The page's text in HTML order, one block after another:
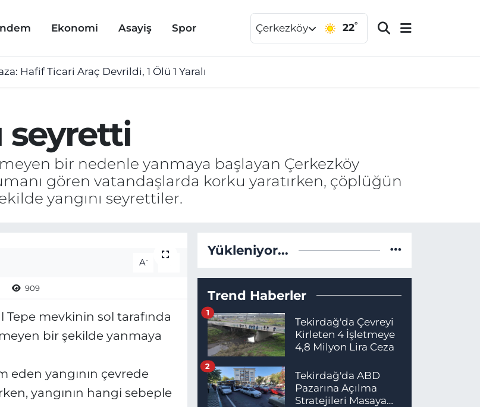
Ekonomi Asayiş Spor Çerkezköy 22°
Hafif Ticari Araç Devrildi, 1 Ölü 1 Yaralı
seyretti
bir nedenle yanmaya başlayan Çerkezköy
gören vatandaşlarda korku yaratırken, çöplüğün
yangını seyrettiler.
A-
909
mevkinin sol tarafında
bir şekilde yanmaya
eden yangının çevrede
yangının hangi sebeple
Yükleniyor...
Trend Haberler
Tekirdağ'da Çevreyi
Kirleten 4 İşletmeye
4,8 Milyon Lira Ceza
1
Tekirdağ'da ABD
Pazarına Açılma
Stratejileri Masaya
2